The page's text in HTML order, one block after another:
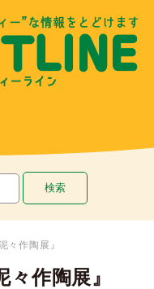
々作陶展』
々作陶展』